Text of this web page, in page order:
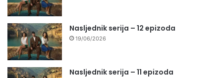
Nasljednik serija – 12 epizoda
19/06/2026
Nasljednik serija – 11 epizoda